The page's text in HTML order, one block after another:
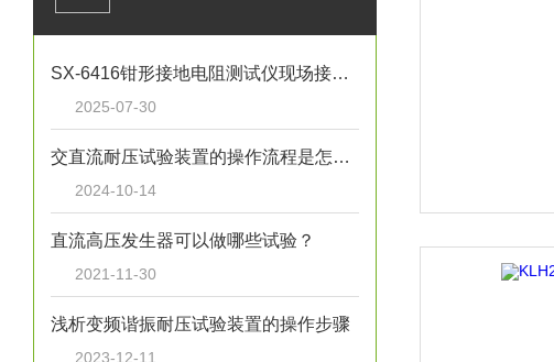
SX-6416钳形接地电阻测试仪现场接地电阻测试应用
2025-07-30
交直流耐压试验装置的操作流程是怎样的？
2024-10-14
直流高压发生器可以做哪些试验？
2021-11-30
浅析变频谐振耐压试验装置的操作步骤
2023-12-11